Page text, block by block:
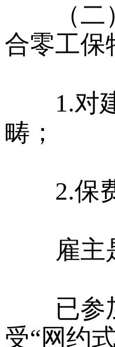
（二）
合零工保
1.对建
畴；
2.保费
雇主是
已参加
受“网约